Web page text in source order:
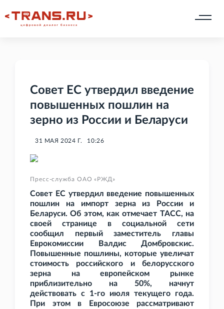
Совет ЕС утвердил введение
повышенных пошлин на
зерно из России и Беларуси
31 МАЯ 2024 Г. 10:26
Пресс-служба ОАО «РЖД»
Совет ЕС утвердил введение повышенных
пошлин на импорт зерна из России и
Беларуси. Об этом, как отмечает ТАСС, на
своей странице в социальной сети
сообщил первый заместитель главы
Еврокомиссии Валдис Домбровскис.
Повышенные пошлины, которые увеличат
стоимость российского и белорусского
зерна на европейском рынке
приблизительно на 50%, начнут
действовать с 1-го июля текущего года.
При этом в Евросоюзе рассматривают